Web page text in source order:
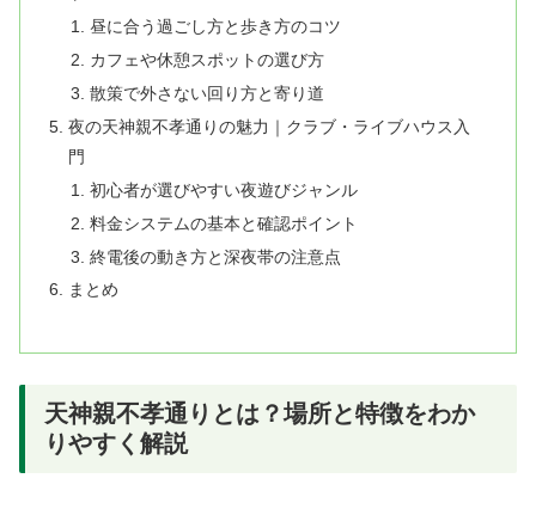
昼に合う過ごし方と歩き方のコツ
カフェや休憩スポットの選び方
散策で外さない回り方と寄り道
夜の天神親不孝通りの魅力｜クラブ・ライブハウス入
門
初心者が選びやすい夜遊びジャンル
料金システムの基本と確認ポイント
終電後の動き方と深夜帯の注意点
まとめ
天神親不孝通りとは？場所と特徴をわか
りやすく解説